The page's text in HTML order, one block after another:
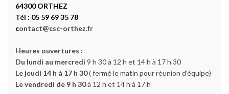
64300 ORTHEZ
Tél : 05 59 69 35 78
contact@csc-orthez.fr
Heures ouvertures :
Du lundi au mercredi 9 h 30 à 12 h et 14 h à 17 h 30
Le jeudi 14 h à 17 h 30( fermé le matin pour réunion d'équipe)
Le vendredi de 9 h 30à 12 h et 14 h à 17 h